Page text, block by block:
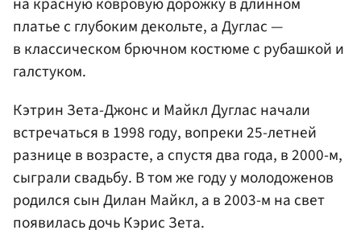
платье с глубоким декольте, а Дуглас —
в классическом брючном костюме с рубашкой и
галстуком.
Кэтрин Зета-Джонс и Майкл Дуглас начали
встречаться в 1998 году, вопреки 25-летней
разнице в возрасте, а спустя два года, в 2000-м,
сыграли свадьбу. В том же году у молодоженов
родился сын Дилан Майкл, а в 2003-м на свет
появилась дочь Кэрис Зета.